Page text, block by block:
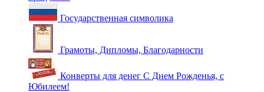
Государственная символика
Грамоты, Дипломы, Благодарности
Конверты для денег С Днем Рожденья, с
Юбилеем!